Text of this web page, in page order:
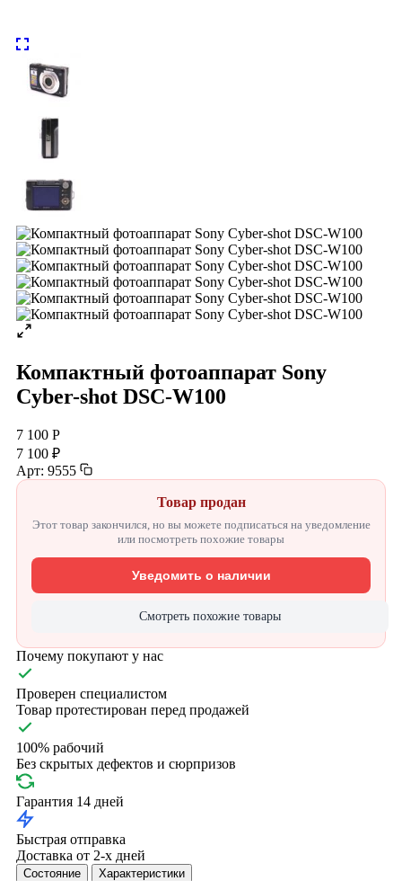
Компактный фотоаппарат Sony
Cyber-shot DSC-W100
7 100 Р
7 100 ₽
Арт: 9555
Товар продан
Этот товар закончился, но вы можете подписаться на уведомление
или посмотреть похожие товары
Уведомить о наличии
Смотреть похожие товары
Почему покупают у нас
Проверен специалистом
Товар протестирован перед продажей
100% рабочий
Без скрытых дефектов и сюрпризов
Гарантия 14 дней
Быстрая отправка
Доставка от 2-х дней
Состояние Характеристики